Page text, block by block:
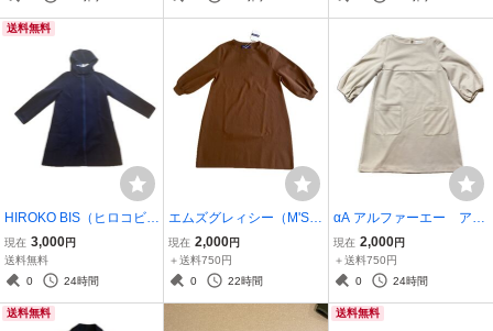
送料無料
HIROKO BIS（ヒロコビ
ス）フーデッドコート ジ
ップアップ ネイビー レデ
ィース 11サイズ Ｌ タ
現在 3,000円
送料無料
0
24時間
エムズグレィシー（M'S G
RACY）タグ付き 試着
のみ リボン部分ほつれ
あり サイズ38 ワンピー
現在 2,000円
＋送料750円
0
22時間
αA アルファーエー アイ
ボリー 無地 ワンピース
ポケット付き シンプル カ
ジュアル Ｍサイズ 38
付き
現在 2,000円
＋送料750円
0
24時間
送料無料 送料無料